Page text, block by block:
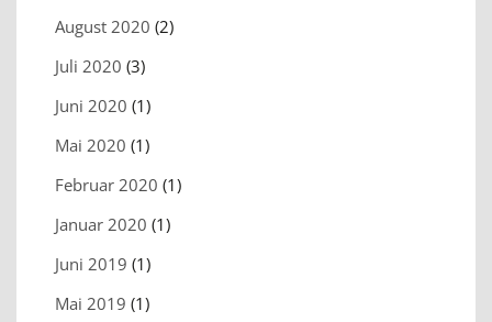
August 2020 (2)
Juli 2020 (3)
Juni 2020 (1)
Mai 2020 (1)
Februar 2020 (1)
Januar 2020 (1)
Juni 2019 (1)
Mai 2019 (1)